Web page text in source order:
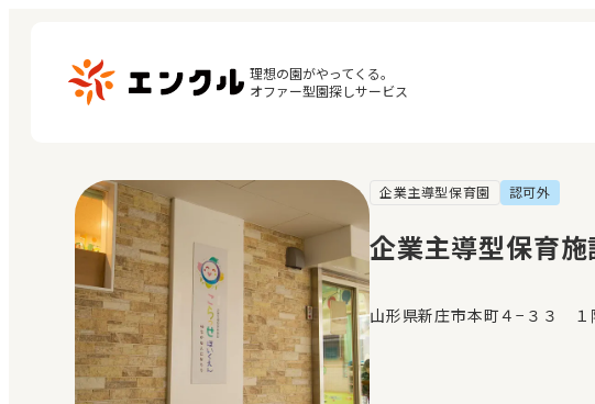
理想の園がやってくる。
オファー型園探しサービス
保育園・幼稚園を探す
地図から探す
地域から探す
マイページ
閲覧履歴
お気に入り
企業主導型保育園 認可外
企業主導型保育
山形県新庄市本町４−３３　１